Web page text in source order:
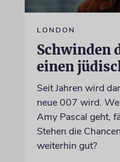
LONDON
Schwinden
einen
Seit Jahren wird
neue 007 wird.
Amy Pascal geht,
Stehen die
weiterhin gut?